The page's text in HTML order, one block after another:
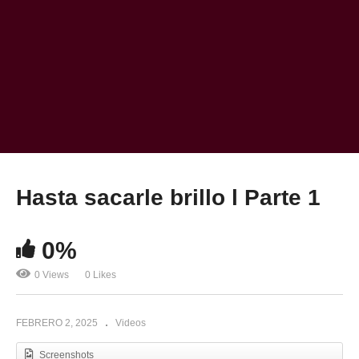
Hasta sacarle brillo l Parte 1
0%
0 Views 0 Likes
FEBRERO 2, 2025 Videos
Screenshots